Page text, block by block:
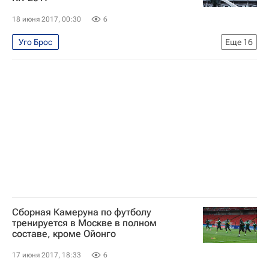
18 июня 2017, 00:30 6
Еще 16
Уго Брос
Кубок конфедераций по футболу 2017
Футбол
Сборная Камеруна по футболу
тренируется в Москве в полном
составе, кроме Ойонго
17 июня 2017, 18:33 6